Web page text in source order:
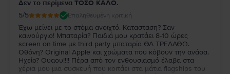
Δεν το περίμενα ΤΟΣΟ ΚΑΛΟ.
5/5 Επαληθευμένη κριτική
Έχω μείνει με το στόμα ανοιχτό. Κατασταση? Σαν
καινούργιο! Μπαταρία? Παιδιά μου κρατάει 8-10 ώρες
screen on time με third party μπαταρία ΘΑ ΤΡΕΛΑΘΩ.
Οθόνη? Original Apple και χρώματα που κόβουν την ανάσα.
Ηχείο? Ουαου!!!! Πέρα από τον ενθουσιασμό έλαβα στα
χέρια μου μια συσκευή που κοιτάει στα μάτια flagships του